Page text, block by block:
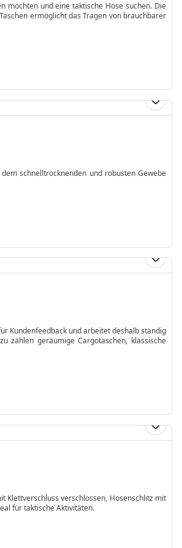
möchten und eine taktische Hose suchen. Die
schnelltrocknenden und robusten Gewebe
Kundenfeedback und arbeitet deshalb ständig
zählen geräumige Cargotaschen, klassische
Klettverschluss verschlossen, Hosenschlitz mit
für taktische Aktivitäten.